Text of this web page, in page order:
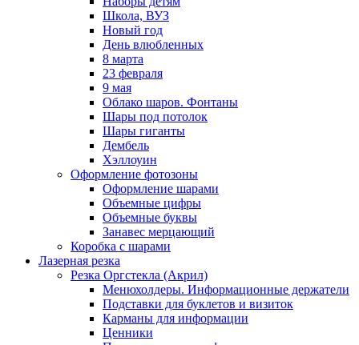
Школа, ВУЗ
Новый год
День влюбленных
8 марта
23 февраля
9 мая
Облако шаров. Фонтаны
Шары под потолок
Шары гиганты
Дембель
Хэллоуин
Оформление фотозоны
Оформление шарами
Объемные цифры
Объемные буквы
Занавес мерцающий
Коробка с шарами
Лазерная резка
Резка Оргстекла (Акрил)
Менюхолдеры. Информационные держатели
Подставки для буклетов и визиток
Карманы для информации
Ценники